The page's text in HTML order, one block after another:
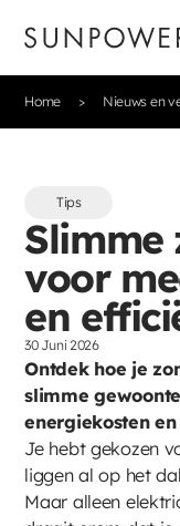
Home Nieuws en
Tips
Slimme
voor
en
30 Juni 2026
Ontdek hoe je
slimme
energiekosten
Je hebt gekozen
liggen al op het
Maar alleen